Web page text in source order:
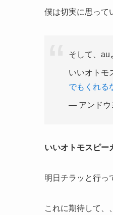
僕は切実に思って
そして、au
いいオトモ
でもくれる
— アンドウ
いいオトモスピー
明日チラッと行っ
これに期待して、